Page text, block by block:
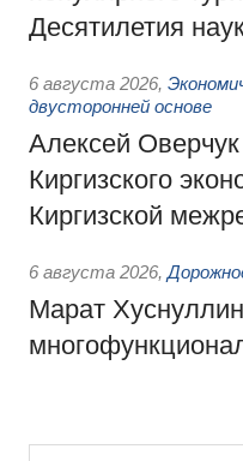
Десятилетия
6 августа 2026,
двусторонней основе
Алексей
Киргизского
Киргизской
6 августа 2026,
Марат